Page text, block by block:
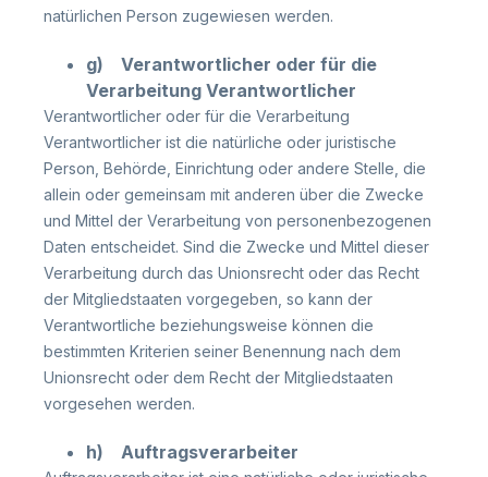
natürlichen Person zugewiesen werden.
g) Verantwortlicher oder für die
Verarbeitung Verantwortlicher
Verantwortlicher oder für die Verarbeitung
Verantwortlicher ist die natürliche oder juristische
Person, Behörde, Einrichtung oder andere Stelle, die
allein oder gemeinsam mit anderen über die Zwecke
und Mittel der Verarbeitung von personenbezogenen
Daten entscheidet. Sind die Zwecke und Mittel dieser
Verarbeitung durch das Unionsrecht oder das Recht
der Mitgliedstaaten vorgegeben, so kann der
Verantwortliche beziehungsweise können die
bestimmten Kriterien seiner Benennung nach dem
Unionsrecht oder dem Recht der Mitgliedstaaten
vorgesehen werden.
h) Auftragsverarbeiter